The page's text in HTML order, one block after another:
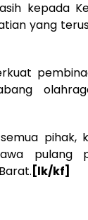
kepada
yang
pihak,
pulang
[lk/kf]